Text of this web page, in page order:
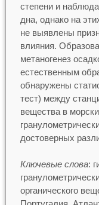
степени и
дна, однако на
не выявлены
влияния.
метаногенез
естественным
обнаружены
тест) между
вещества в
достоверных
Ключевые слова:
органического